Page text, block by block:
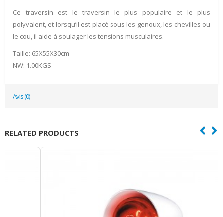
Ce traversin est le traversin le plus populaire et le plus
polyvalent, et lorsqu’il est placé sous les genoux, les chevilles ou
le cou, il aide à soulager les tensions musculaires.
Taille: 65X55X30cm
NW: 1.00KGS
Avis (0)
RELATED PRODUCTS